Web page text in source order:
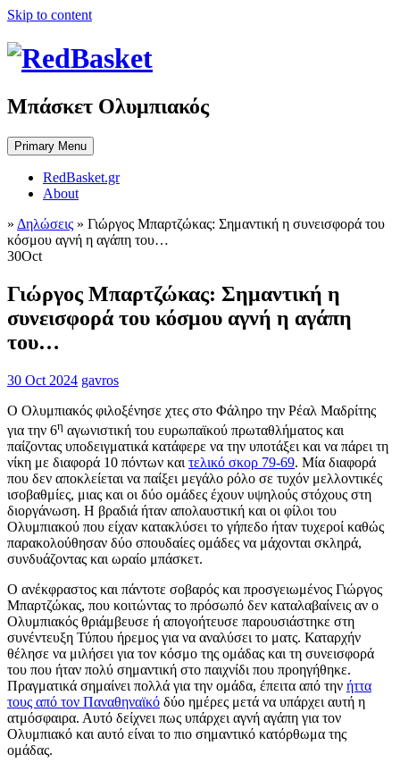
Skip to content
Μπάσκετ Ολυμπιακός
Primary Menu
RedBasket.gr
About
» Δηλώσεις » Γιώργος Μπαρτζώκας: Σημαντική η συνεισφορά του
κόσμου αγνή η αγάπη του…
30Oct
Γιώργος Μπαρτζώκας: Σημαντική η
συνεισφορά του κόσμου αγνή η αγάπη
του…
30 Oct 2024 gavros
Ο Ολυμπιακός φιλοξένησε χτες στο Φάληρο την Ρέαλ Μαδρίτης
για την 6η αγωνιστική του ευρωπαϊκού πρωταθλήματος και
παίζοντας υποδειγματικά κατάφερε να την υποτάξει και να πάρει τη
νίκη με διαφορά 10 πόντων και τελικό σκορ 79-69. Μία διαφορά
που δεν αποκλείεται να παίξει μεγάλο ρόλο σε τυχόν μελλοντικές
ισοβαθμίες, μιας και οι δύο ομάδες έχουν υψηλούς στόχους στη
διοργάνωση. Η βραδιά ήταν απολαυστική και οι φίλοι του
Ολυμπιακού που είχαν κατακλύσει το γήπεδο ήταν τυχεροί καθώς
παρακολούθησαν δύο σπουδαίες ομάδες να μάχονται σκληρά,
συνδυάζοντας και ωραίο μπάσκετ.
Ο ανέκφραστος και πάντοτε σοβαρός και προσγειωμένος Γιώργος
Μπαρτζώκας, που κοιτώντας το πρόσωπό δεν καταλαβαίνεις αν ο
Ολυμπιακός θριάμβευσε ή απογοήτευσε παρουσιάστηκε στη
συνέντευξη Τύπου ήρεμος για να αναλύσει το ματς. Καταρχήν
θέλησε να μιλήσει για τον κόσμο της ομάδας και τη συνεισφορά
του που ήταν πολύ σημαντική στο παιχνίδι που προηγήθηκε.
Πραγματικά σημαίνει πολλά για την ομάδα, έπειτα από την ήττα
τους από τον Παναθηναϊκό δύο ημέρες μετά να υπάρχει αυτή η
ατμόσφαιρα. Αυτό δείχνει πως υπάρχει αγνή αγάπη για τον
Ολυμπιακό και αυτό είναι το πιο σημαντικό κατόρθωμα της
ομάδας.